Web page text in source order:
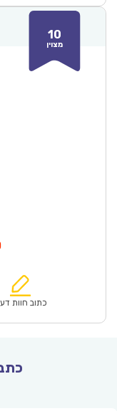
10
מצוין
המחיר
הוא:
כתוב חוות